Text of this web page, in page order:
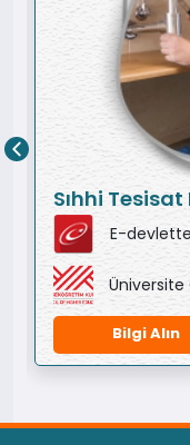
Sıhhi Tesisat
E-
Üniversite
Bilgi Alın